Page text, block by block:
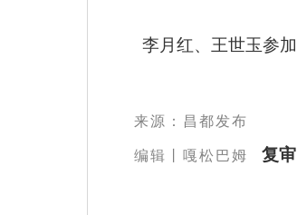
李月红、王世玉参加
来源：昌都发布
编辑丨 嘎松巴姆 复审